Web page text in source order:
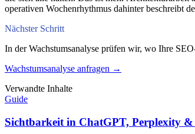
operativen Wochenrhythmus dahinter beschreibt
Nächster Schritt
In der Wachstumsanalyse prüfen wir, wo Ihre
Wachstumsanalyse anfragen →
Verwandte Inhalte
Guide
Sichtbarkeit in ChatGPT, Perplexity